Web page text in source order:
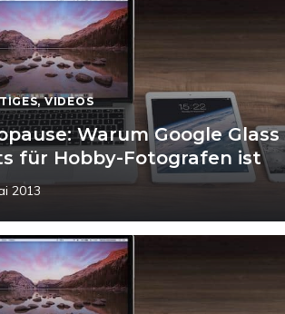
,VIDEOS
Warum Google Glass
für Hobby-Fotografen ist
2013